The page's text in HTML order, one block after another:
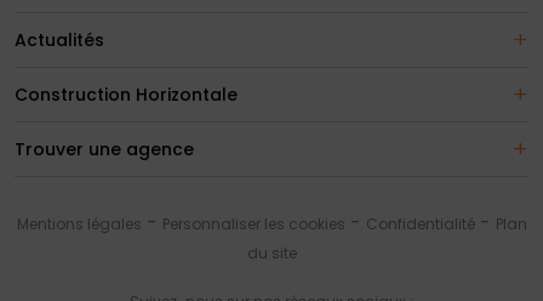
Actualités
Construction Horizontale
Trouver une agence
Mentions légales Personnaliser les cookies Confidentialité
Plan
du site